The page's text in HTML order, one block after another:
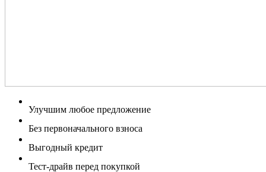
Улучшим любое предложение
Без первоначального взноса
Выгодный кредит
Тест-драйв перед покупкой